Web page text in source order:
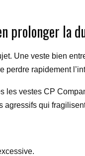
prolonger la
Une veste bien
perdre rapidement
les vestes CP
agressifs qui